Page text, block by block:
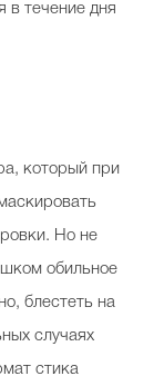
в течение дня
который при
Но не
обильное
блестеть на
случаях
стика